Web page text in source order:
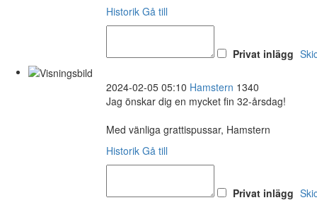
Historik Gå till
Privat inlägg
2024-02-05 05:10 Hamstern 1340
Jag önskar dig en mycket fin 32-årsdag!
Med vänliga grattispussar, Hamstern
Historik Gå till
Privat inlägg